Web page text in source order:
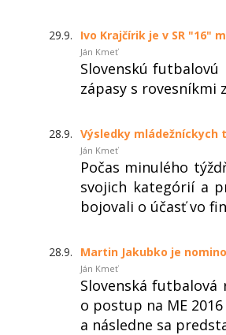
29.9. Ivo Krajčírik je v SR "16"
Ján Kmeť
Slovenskú
zápasy s rovesníkmi
28.9. Výsledky mládežníckych
Ján Kmeť
Počas minulého
svojich kategórií a
bojovali o účasť vo
28.9. Martin Jakubko je
Ján Kmeť
Slovenská
o postup na ME
a následne sa